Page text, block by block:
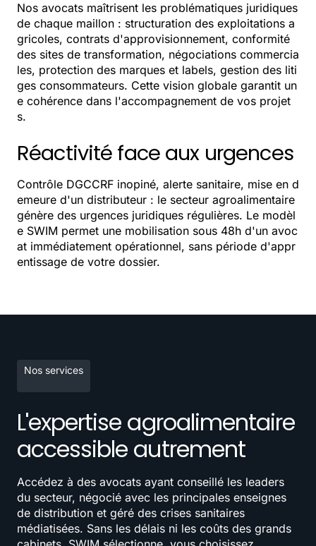
Nos avocats maîtrisent les problématiques juridiques
de chaque maillon : structuration des exploitations a
gricoles, contrats d'approvisionnement, conformité
des sites de transformation, négociations commercia
les, protection des marques et labels, gestion des liti
ges consommateurs. Cette vision globale garantit un
e cohérence dans l'accompagnement de vos projet
s.
Réactivité face aux urgences
Contrôle DGCCRF inopiné, alerte sanitaire, mise en d
emeure d'un distributeur : le secteur agroalimentaire
génère des urgences juridiques régulières. Le modèl
e SWIM permet une mobilisation sous 48h d'un avoc
at immédiatement opérationnel, sans période d'appr
entissage de votre dossier.
Nos services
L'expertise agroalimentaire
accessible autrement
Accédez à des avocats ayant conseillé les leaders
du secteur, négocié avec les principales enseignes
de distribution et géré des crises sanitaires
médiatisées. Sans les délais ni les coûts des grands